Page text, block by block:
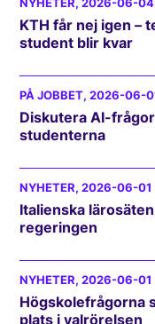
NYHETER, 2026-06-04
KTH får nej igen –
student blir kvar
PÅ JOBBET, 2026-06-
Diskutera AI-
studenterna
NYHETER, 2026-06-01
Italienska
regeringen
NYHETER, 2026-06-01
Högskolefrågorna
plats i valrörelsen